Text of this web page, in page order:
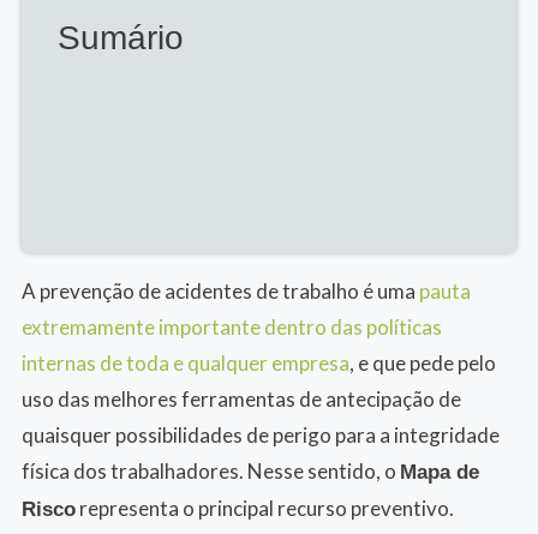
Sumário
A prevenção de acidentes de trabalho é uma pauta
extremamente importante dentro das políticas
internas de toda e qualquer empresa, e que pede pelo
uso das melhores ferramentas de antecipação de
quaisquer possibilidades de perigo para a integridade
física dos trabalhadores. Nesse sentido, o Mapa de
Risco representa o principal recurso preventivo.